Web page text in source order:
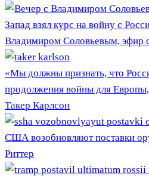
Запад взял курс на войну с
Владимиром Соловьевым, эфир
«Мы должны признать, что
продолжения войны для
Такер Карлсон
США возобновляют поставки
Риттер